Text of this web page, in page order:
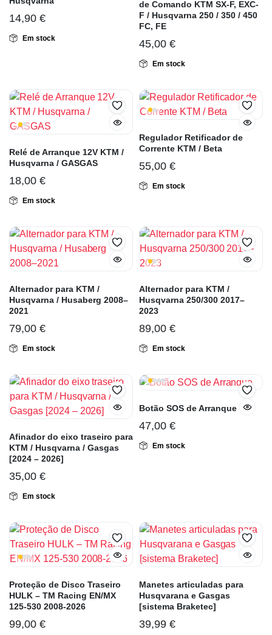
14,90 €
Em stock
de Comando KTM SX-F, EXC-
F / Husqvarna 250 / 350 / 450
FC, FE
45,00 €
Em stock
Relé de Arranque 12V KTM /
Husqvarna / GASGAS
18,00 €
Em stock
Regulador Retificador de
Corrente KTM / Beta
55,00 €
Em stock
Alternador para KTM /
Husqvarna / Husaberg 2008–
2021
79,00 €
Em stock
Alternador para KTM /
Husqvarna 250/300 2017–
2023
89,00 €
Em stock
Afinador do eixo traseiro para
KTM / Husqvarna / Gasgas
[2024 – 2026]
35,00 €
Em stock
Botão SOS de Arranque
47,00 €
Em stock
Proteção de Disco Traseiro
HULK – TM Racing EN/MX
125-530 2008-2026
99,00 €
Manetes articuladas para
Husqvarana e Gasgas
[sistema Braketec]
39,99 €